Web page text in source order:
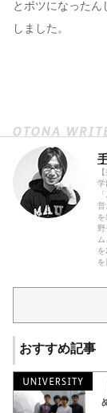
とボツになったん
しました。
学
営
野
を
おすすめ記事